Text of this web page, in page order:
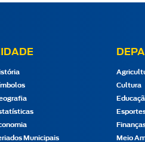
Municipais
Cultura
Meio